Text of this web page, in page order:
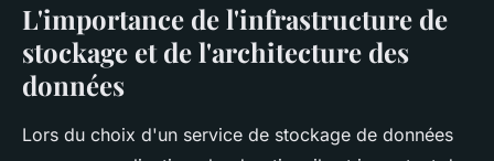
L'importance de l'infrastructure de
stockage et de l'architecture des
données
Lors du choix d'un service de stockage de données